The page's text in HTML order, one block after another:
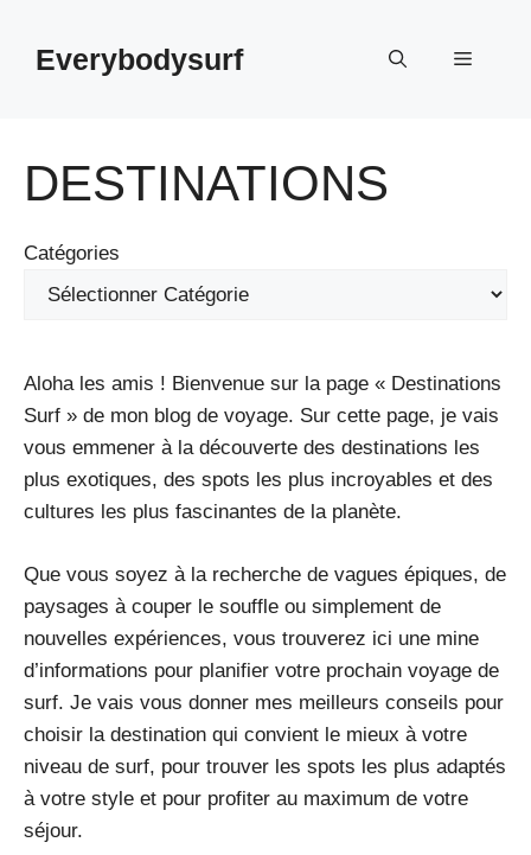
Everybodysurf Menu
DESTINATIONS
Catégories
Aloha les amis ! Bienvenue sur la page « Destinations
Surf » de mon blog de voyage. Sur cette page, je vais
vous emmener à la découverte des destinations les
plus exotiques, des spots les plus incroyables et des
cultures les plus fascinantes de la planète.
Que vous soyez à la recherche de vagues épiques, de
paysages à couper le souffle ou simplement de
nouvelles expériences, vous trouverez ici une mine
d’informations pour planifier votre prochain voyage de
surf. Je vais vous donner mes meilleurs conseils pour
choisir la destination qui convient le mieux à votre
niveau de surf, pour trouver les spots les plus adaptés
à votre style et pour profiter au maximum de votre
séjour.